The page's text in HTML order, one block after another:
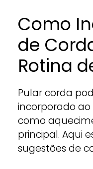
Como
de
Rotina
Pular corda
incorporado ao
como
principal. Aqui
sugestões de